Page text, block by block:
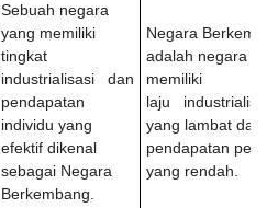
Sebuah negara
yang memiliki
tingkat
industrialisasi dan
pendapatan
individu yang
efektif dikenal
sebagai Negara
Berkembang.
Negara
adalah negara
memiliki
laju
yang lambat dan
pendapatan per
yang rendah.